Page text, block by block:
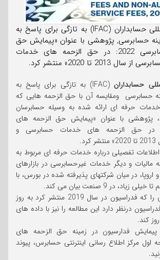
فدراسیون بین المللی حسابداران (IFAC) به تازگی برای پاسخ به
حسابرسی, پژوهشی با عنوان «پیمایش حق
الزحمه های حسابرسی 2022: در حق الزحمه های خدمات
تا 2020» منتشر کرد.
حسابداران
(IFAC) به تازگی برای پاسخ به
حسابرسی ومقایسه آن با حق الزحمه هایی که
خدمات حرفه ای ارائه شده به وسیله حسابرسان
پژوهشی با عنوان «پیمایش حق الزحمه های
2022: در حق الزحمه های خدمات حسابرسی و
تفصیلی درباره خدمات حرفه ای مربوط به
مالیات و دیگر خدمات غیرحسابرسی در بازارهای
و اروپا، در میان شرکتهای پذیرفته شده در بورس، با
در 9 صنعت بیان می کند.
این مطالعه، تحلیلی را که فدراسیون در سال 2019 منتشر کرد به روز
درنظر دارد این مطالعه را نیز با داده های
فدارسیون در زمینه حق الزحمه های
مرکز اطلاع رسانی اینترنتی حسابرس، پیوند